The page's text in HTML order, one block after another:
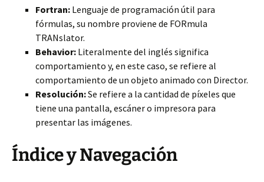
Fortran: Lenguaje de programación útil para
fórmulas, su nombre proviene de FORmula
TRANslator.
Behavior: Literalmente del inglés significa
comportamiento y, en este caso, se refiere al
comportamiento de un objeto animado con Director.
Resolución:Se refiere a la cantidad de píxeles que
tiene una pantalla, escáner o impresora para
presentar las imágenes.
Índice y Navegación